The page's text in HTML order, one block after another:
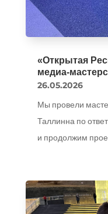
«Открытая
медиа-
26.05.2026
Мы провели
Таллинна по
и продолжим